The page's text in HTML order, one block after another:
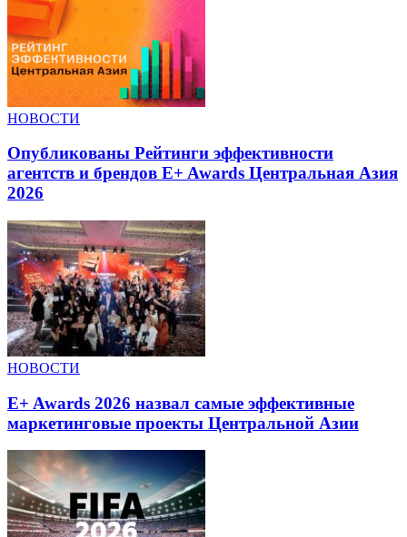
НОВОСТИ
Опубликованы Рейтинги эффективности
агентств и брендов E+ Awards Центральная Азия
2026
НОВОСТИ
E+ Awards 2026 назвал самые эффективные
маркетинговые проекты Центральной Азии